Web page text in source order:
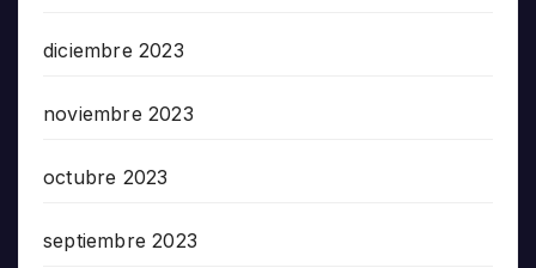
diciembre 2023
noviembre 2023
octubre 2023
septiembre 2023